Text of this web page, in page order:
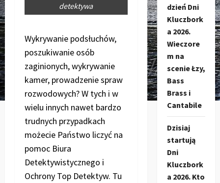
detektywa
Wykrywanie podsłuchów,
poszukiwanie osób
zaginionych, wykrywanie
kamer, prowadzenie spraw
rozwodowych? W tych i w
wielu innych nawet bardzo
trudnych przypadkach
możecie Państwo liczyć na
pomoc Biura
Detektywistycznego i
Ochrony Top Detektyw. Tu
dzień Dni
Kluczbork
a 2026.
Wieczore
m na
scenie Łzy,
Bass
Brass i
Cantabile
Dzisiaj
startują
Dni
Kluczbork
a 2026. Kto